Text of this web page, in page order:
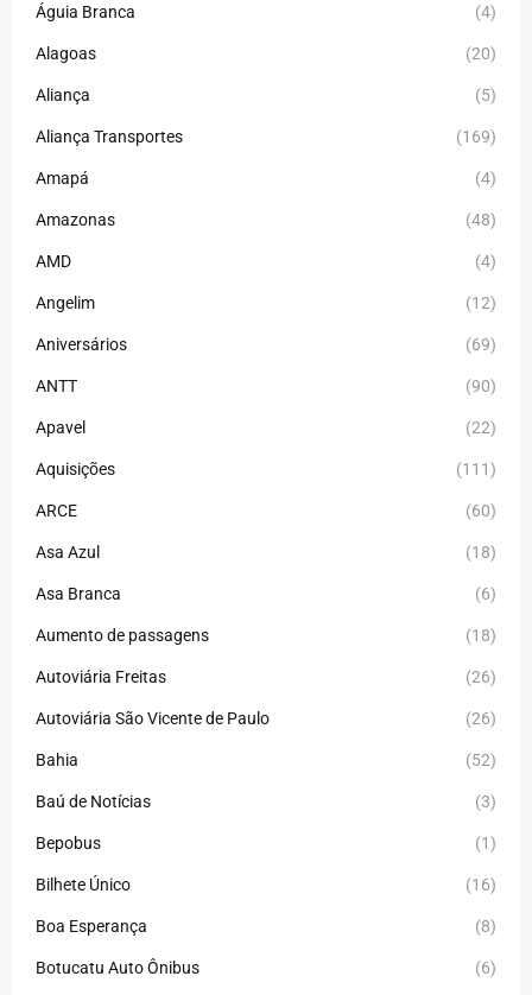
Águia Branca (4)
Alagoas (20)
Aliança (5)
Aliança Transportes (169)
Amapá (4)
Amazonas (48)
AMD (4)
Angelim (12)
Aniversários (69)
ANTT (90)
Apavel (22)
Aquisições (111)
ARCE (60)
Asa Azul (18)
Asa Branca (6)
Aumento de passagens (18)
Autoviária Freitas (26)
Autoviária São Vicente de Paulo (26)
Bahia (52)
Baú de Notícias (3)
Bepobus (1)
Bilhete Único (16)
Boa Esperança (8)
Botucatu Auto Ônibus (6)